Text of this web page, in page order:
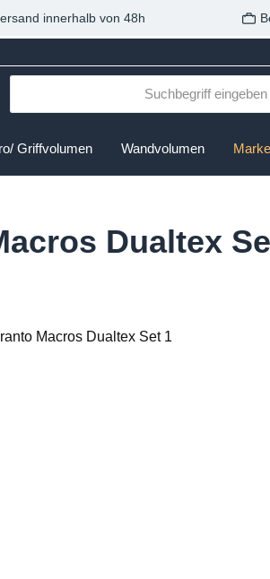
innerhalb von 48h
Griffvolumen Wandvolumen
Dualtex